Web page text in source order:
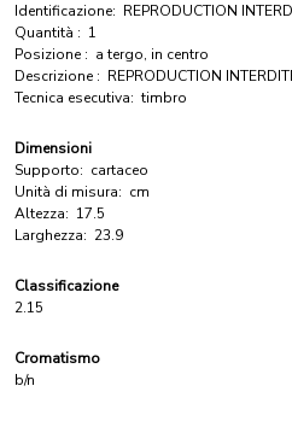
Identificazione: REPRODUCTION
Quantità : 1
Posizione : a tergo, in centro
Descrizione : REPRODUCTION
Tecnica esecutiva: timbro
Dimensioni
Supporto: cartaceo
Unità di misura: cm
Altezza: 17.5
Larghezza: 23.9
Classificazione
2.15
Cromatismo
b/n